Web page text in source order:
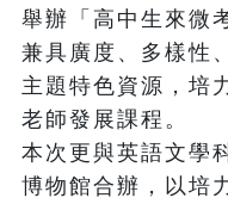
舉辦「高中生來微
兼具廣度、多樣性
主題特色資源，培
老師發展課程。
本次更與英語文學
博物館合辦，以培